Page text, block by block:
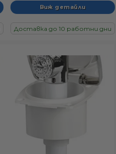
Виж детайли
Доставка до 10 работни дни